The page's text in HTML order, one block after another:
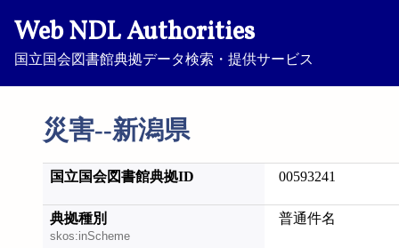
Web NDL Authorities
国立国会図書館典拠データ検索・提供サービス
災害--新潟県
国立国会図書館典拠ID 00593241
典拠種別
skos:inScheme
普通件名